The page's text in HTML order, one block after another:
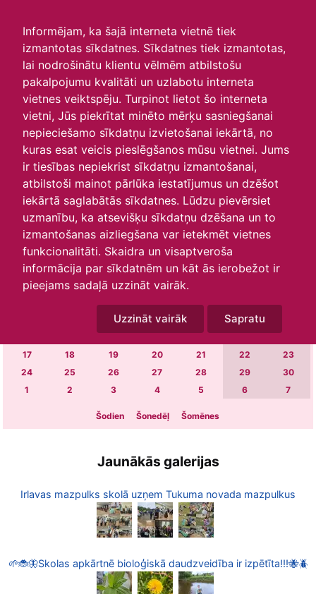
Informējam, ka šajā interneta vietnē tiek
izmantotas sīkdatnes. Sīkdatnes tiek izmantotas,
lai nodrošinātu klientu vēlmēm atbilstošu
pakalpojumu kvalitāti un uzlabotu interneta
vietnes veiktspēju. Turpinot lietot šo interneta
vietni, Jūs piekrītat minēto mērķu sasniegšanai
nepieciešamo sīkdatņu izvietošanai iekārtā, no
kuras esat veicis pieslēgšanos mūsu vietnei. Jums
ir tiesības nepiekrist sīkdatņu izmantošanai,
atbilstoši mainot pārlūka iestatījumus un dzēšot
iekārtā saglabātās sīkdatnes. Lūdzu pievērsiet
uzmanību, ka atsevišķu sīkdatņu dzēšana un to
izmantošanas aizliegšana var ietekmēt vietnes
funkcionalitāti. Skaidra un visaptveroša
informācija par sīkdatnēm un kāt ās ierobežot ir
pieejams sadaļā uzzināt vairāk.
Uzzināt vairāk Sapratu
Skats :
Aktuālie
Šodien Šonedēļ
Šomēnes
Arhīvs
O T S
5 6 8
12 13 14 15
17
18 19 20 21 22
23
24
25 26 27 28 29
30
1
2 3 4 5 6 7
Šodien Šonedēļ Šomēnes
Jaunākās galerijas
Irlavas mazpulks skolā uzņem Tukuma novada mazpulkus
🌱🐞🦋Skolas apkārtnē bioloģiskā daudzveidība ir izpētīta!!!🐝🪲